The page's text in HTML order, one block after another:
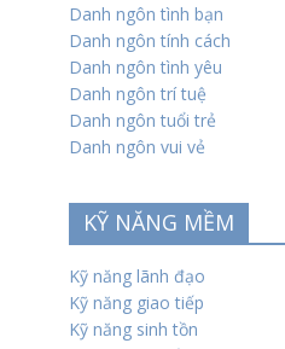
Danh ngôn tình bạn
Danh ngôn tính cách
Danh ngôn tình yêu
Danh ngôn trí tuệ
Danh ngôn tuổi trẻ
Danh ngôn vui vẻ
KỸ NĂNG MỀM
Kỹ năng lãnh đạo
Kỹ năng giao tiếp
Kỹ năng sinh tồn